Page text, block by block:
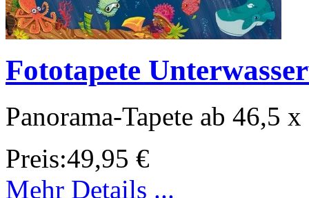
Fototapete
Panorama-Tapete ab 46,5
Preis:49,95 €
Mehr Details ...